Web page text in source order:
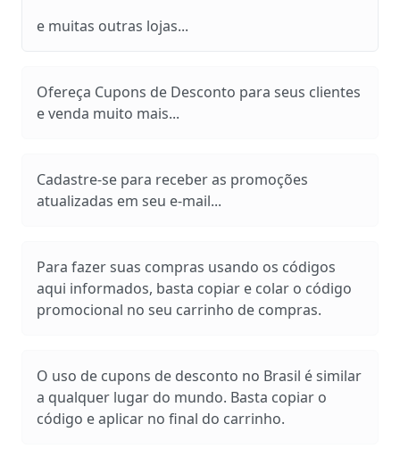
e muitas outras lojas...
Ofereça Cupons de Desconto para seus clientes
e venda muito mais...
Cadastre-se para receber as promoções
atualizadas em seu e-mail...
Para fazer suas compras usando os códigos
aqui informados, basta copiar e colar o código
promocional no seu carrinho de compras.
O uso de cupons de desconto no Brasil é similar
a qualquer lugar do mundo. Basta copiar o
código e aplicar no final do carrinho.